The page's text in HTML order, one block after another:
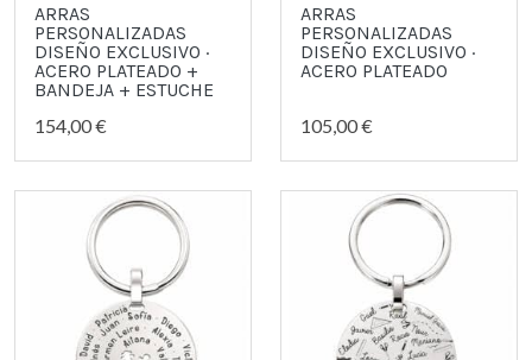
ARRAS
PERSONALIZADAS
DISEÑO EXCLUSIVO ·
ACERO PLATEADO +
BANDEJA + ESTUCHE
154,00 €
ARRAS
PERSONALIZADAS
DISEÑO EXCLUSIVO ·
ACERO PLATEADO
105,00 €